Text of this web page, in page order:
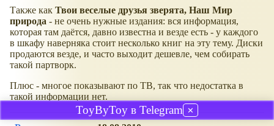
Также как Твои веселые друзья зверята, Наш Мир
природа - не очень нужные издания: вся информация,
которая там даётся, давно известна и везде есть - у каждого
в шкафу наверняка стоит несколько книг на эту тему. Диски
продаются везде, и часто выходит дешевле, чем собирать
такой партворк.
Плюс - многое показывают по ТВ, так что недостатка в
такой информации нет.
ToyByToy в Telegram ✕